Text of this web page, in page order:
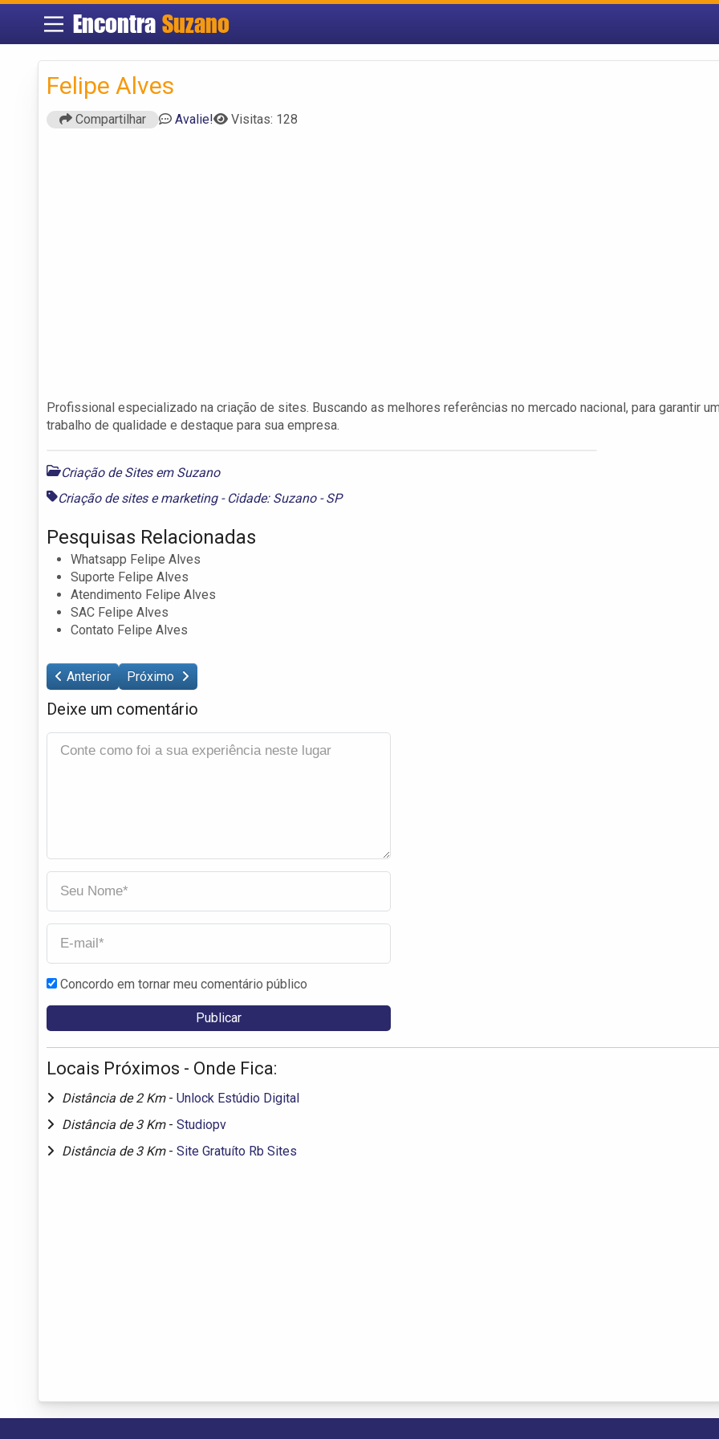
Encontra Suzano
Felipe Alves
Compartilhar Avalie! Visitas: 128
Profissional especializado na criação de sites. Buscando as melhores referências no mercado nacional, para garantir
trabalho de qualidade e destaque para sua empresa.
Criação de Sites em Suzano
Criação de sites e marketing - Cidade: Suzano - SP
Pesquisas Relacionadas
Whatsapp Felipe Alves
Suporte Felipe Alves
Atendimento Felipe Alves
SAC Felipe Alves
Contato Felipe Alves
Anterior Próximo
Deixe um comentário
Concordo em tornar meu comentário público
Locais Próximos - Onde Fica:
Distância de 2 Km - Unlock Estúdio Digital
Distância de 3 Km - Studiopv
Distância de 3 Km - Site Gratuíto Rb Sites